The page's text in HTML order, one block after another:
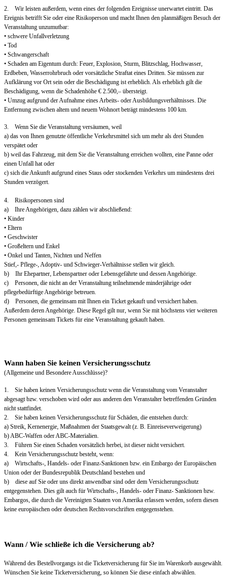
2. Wir leisten außerdem, wenn eines der folgenden Ereignisse unerwartet eintritt. Das
Ereignis betrifft Sie oder eine Risikoperson und macht Ihnen den planmäßigen Besuch der
Veranstaltung unzumutbar:
• schwere Unfallverletzung
• Tod
• Schwangerschaft
• Schaden am Eigentum durch: Feuer, Explosion, Sturm, Blitzschlag, Hochwasser,
Erdbeben, Wasserrohrbruch oder vorsätzliche Straftat eines Dritten. Sie müssen zur
Aufklärung vor Ort sein oder die Beschädigung ist erheblich. Als erheblich gilt die
Beschädigung, wenn die Schadenhöhe € 2.500,– übersteigt.
• Umzug aufgrund der Aufnahme eines Arbeits- oder Ausbildungsverhältnisses. Die
Entfernung zwischen altem und neuem Wohnort beträgt mindestens 100 km.
3. Wenn Sie die Veranstaltung versäumen, weil
a) das von Ihnen genutzte öffentliche Verkehrsmittel sich um mehr als drei Stunden
verspätet oder
b) weil das Fahrzeug, mit dem Sie die Veranstaltung erreichen wollten, eine Panne oder
einen Unfall hat oder
c) sich die Ankunft aufgrund eines Staus oder stockenden Verkehrs um mindestens drei
Stunden verzögert.
4. Risikopersonen sind
a) Ihre Angehörigen, dazu zählen wir abschließend:
• Kinder
• Eltern
• Geschwister
• Großeltern und Enkel
• Onkel und Tanten, Nichten und Neffen
Stief,- Pflege-, Adoptiv- und Schwieger-Verhältnisse stellen wir gleich.
b) Ihr Ehepartner, Lebenspartner oder Lebensgefährte und dessen Angehörige.
c) Personen, die nicht an der Veranstaltung teilnehmende minderjährige oder
pflegebedürftige Angehörige betreuen.
d) Personen, die gemeinsam mit Ihnen ein Ticket gekauft und versichert haben.
Außerdem deren Angehörige. Diese Regel gilt nur, wenn Sie mit höchstens vier weiteren
Personen gemeinsam Tickets für eine Veranstaltung gekauft haben.
Wann haben Sie keinen Versicherungsschutz
(Allgemeine und Besondere Ausschlüsse)?
1. Sie haben keinen Versicherungsschutz wenn die Veranstaltung vom Veranstalter
abgesagt bzw. verschoben wird oder aus anderen den Veranstalter betreffenden Gründen
nicht stattfindet.
2. Sie haben keinen Versicherungsschutz für Schäden, die entstehen durch:
a) Streik, Kernenergie, Maßnahmen der Staatsgewalt (z. B. Einreiseverweigerung)
b) ABC-Waffen oder ABC-Materialien.
3. Führen Sie einen Schaden vorsätzlich herbei, ist dieser nicht versichert.
4. Kein Versicherungsschutz besteht, wenn:
a) Wirtschafts-, Handels- oder Finanz-Sanktionen bzw. ein Embargo der Europäischen
Union oder der Bundesrepublik Deutschland bestehen und
b) diese auf Sie oder uns direkt anwendbar sind oder dem Versicherungsschutz
entgegenstehen. Dies gilt auch für Wirtschafts-, Handels- oder Finanz- Sanktionen bzw.
Embargos, die durch die Vereinigten Staaten von Amerika erlassen werden, sofern diesen
keine europäischen oder deutschen Rechtsvorschriften entgegenstehen.
Wann / Wie schließe ich die Versicherung ab?
Während des Bestellvorgangs ist die Ticketversicherung für Sie im Warenkorb ausgewählt.
Wünschen Sie keine Ticketversicherung, so können Sie diese einfach abwählen.